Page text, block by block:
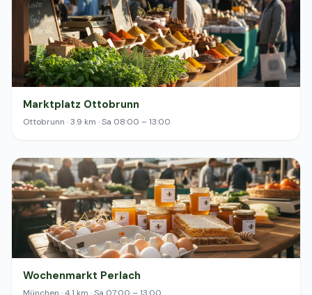
Marktplatz Ottobrunn
Ottobrunn · 3.9 km · Sa 08:00 – 13:00
Wochenmarkt Perlach